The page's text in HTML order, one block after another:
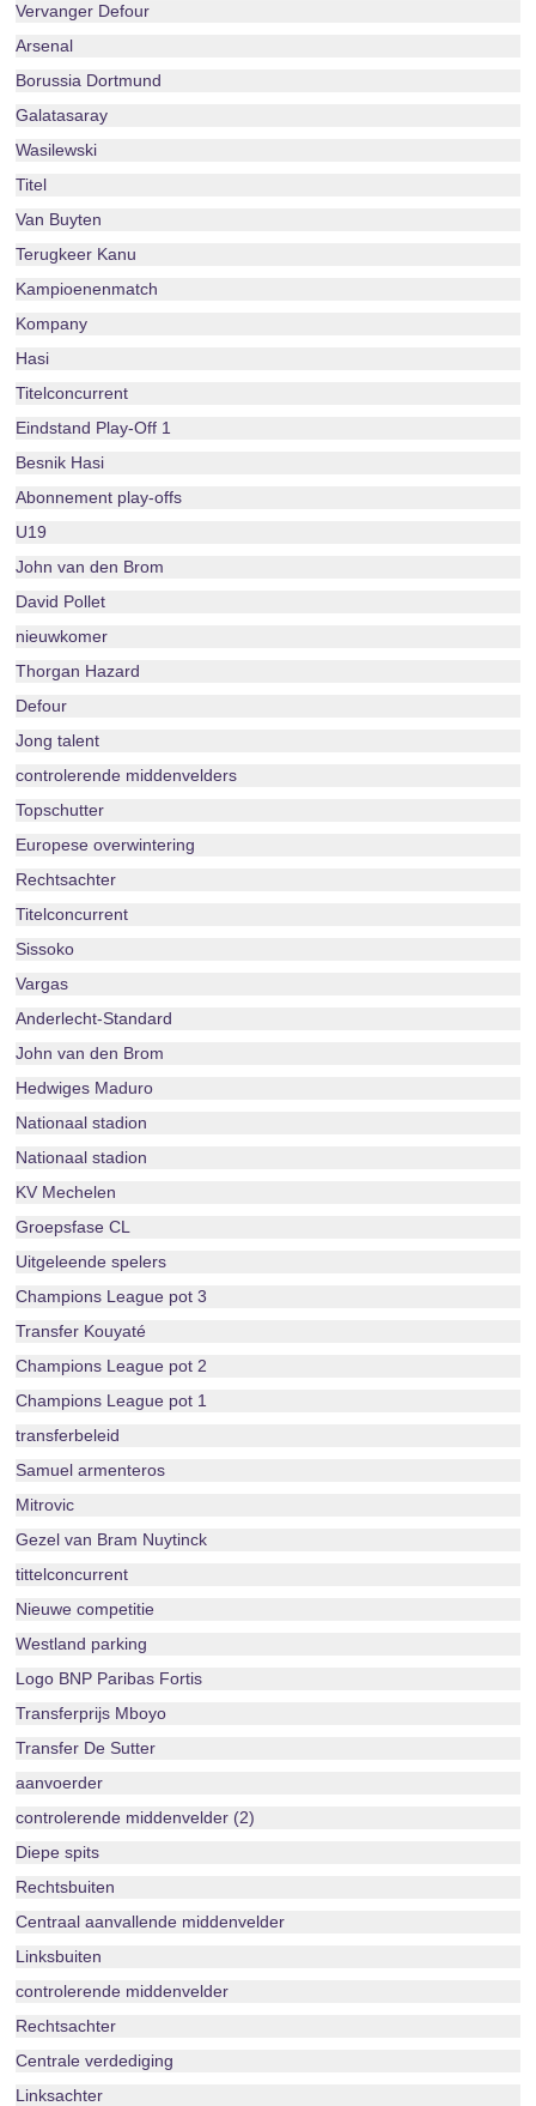
Vervanger Defour
Arsenal
Borussia Dortmund
Galatasaray
Wasilewski
Titel
Van Buyten
Terugkeer Kanu
Kampioenenmatch
Kompany
Hasi
Titelconcurrent
Eindstand Play-Off 1
Besnik Hasi
Abonnement play-offs
U19
John van den Brom
David Pollet
nieuwkomer
Thorgan Hazard
Defour
Jong talent
controlerende middenvelders
Topschutter
Europese overwintering
Rechtsachter
Titelconcurrent
Sissoko
Vargas
Anderlecht-Standard
John van den Brom
Hedwiges Maduro
Nationaal stadion
Nationaal stadion
KV Mechelen
Groepsfase CL
Uitgeleende spelers
Champions League pot 3
Transfer Kouyaté
Champions League pot 2
Champions League pot 1
transferbeleid
Samuel armenteros
Mitrovic
Gezel van Bram Nuytinck
tittelconcurrent
Nieuwe competitie
Westland parking
Logo BNP Paribas Fortis
Transferprijs Mboyo
Transfer De Sutter
aanvoerder
controlerende middenvelder (2)
Diepe spits
Rechtsbuiten
Centraal aanvallende middenvelder
Linksbuiten
controlerende middenvelder
Rechtsachter
Centrale verdediging
Linksachter